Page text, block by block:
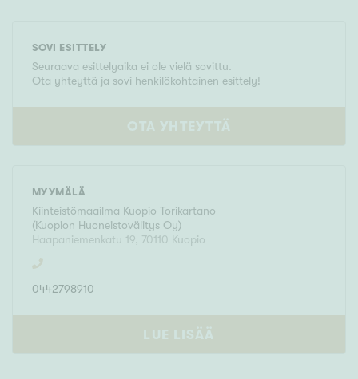
SOVI ESITTELY
Seuraava esittelyaika ei ole vielä sovittu.
Ota yhteyttä ja sovi henkilökohtainen esittely!
OTA YHTEYTTÄ
MYYMÄLÄ
Kiinteistömaailma Kuopio Torikartano
(Kuopion Huoneistovälitys Oy)
Haapaniemenkatu 19, 70110 Kuopio
0442798910
LUE LISÄÄ